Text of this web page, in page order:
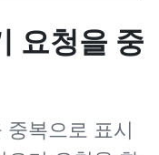
요청을 중
복으로 표시